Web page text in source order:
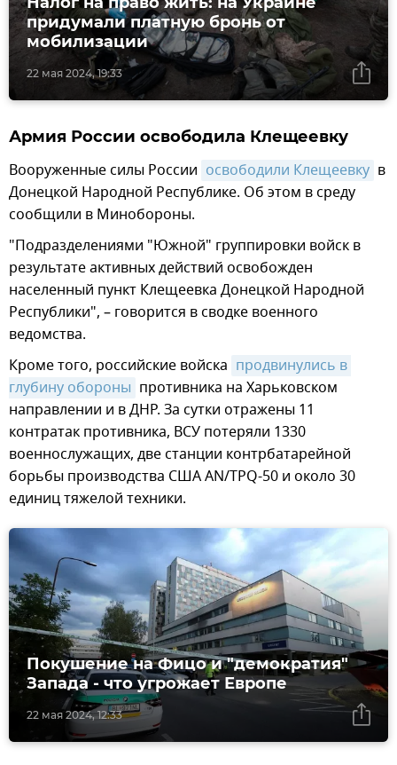
22 мая 2024, 19:33
придумали платную бронь от
мобилизации
Армия России освободила Клещеевку
Вооруженные силы России освободили Клещеевку в
Донецкой Народной Республике. Об этом в среду
сообщили в Минобороны.
"Подразделениями "Южной" группировки войск в
результате активных действий освобожден
населенный пункт Клещеевка Донецкой Народной
Республики", – говорится в сводке военного
ведомства.
Кроме того, российские войска продвинулись в
глубину обороны противника на Харьковском
направлении и в ДНР. За сутки отражены 11
контратак противника, ВСУ потеряли 1330
военнослужащих, две станции контрбатарейной
борьбы производства США AN/TPQ-50 и около 30
единиц тяжелой техники.
22 мая 2024, 12:33
Покушение на Фицо и "демократия"
Запада - что угрожает Европе